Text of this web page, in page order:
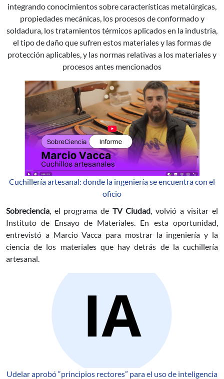
integrando conocimientos sobre características metalúrgicas,
propiedades mecánicas, los procesos de conformado y
soldadura, los tratamientos térmicos aplicados en la industria,
el tipo de daño que sufren estos materiales y las formas de
protección aplicables, y las normas relativas a los materiales y
procesos antes mencionados
Cuchillería artesanal: donde la ingeniería se encuentra con el
oficio
Sobreciencia, el programa de TV Ciudad, volvió a visitar el
Instituto de Ensayo de Materiales. En esta oportunidad,
entrevistó a Marcio Vacca para mostrar la ingeniería y la
ciencia de los materiales que hay detrás de la cuchillería
artesanal.
Udelar aprobó “principios rectores” para el uso de inteligencia